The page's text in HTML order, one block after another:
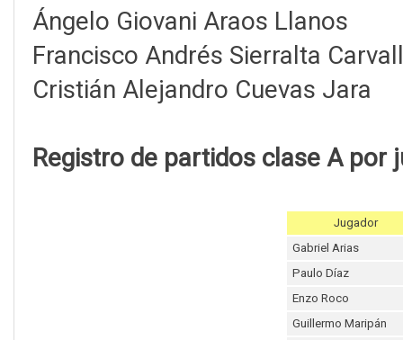
Ángelo Giovani Araos Llanos
Francisco Andrés Sierralta
Cristián Alejandro Cuevas Jara
Registro de partidos clase A por
Jugador
Gabriel Arias
Paulo Díaz
Enzo Roco
Guillermo Maripán